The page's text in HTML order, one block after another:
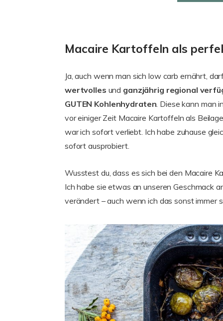
Macaire Kartoffeln als
Ja, auch wenn man sich low carb ernährt,
wertvolles und ganzjährig regional
GUTEN Kohlenhydraten. Diese kann man
vor einiger Zeit Macaire Kartoffeln als
war ich sofort verliebt. Ich habe zuhause
sofort ausprobiert.
Wusstest du, dass es sich bei den Macaire
Ich habe sie etwas an unseren Geschmack
verändert – auch wenn ich das sonst immer